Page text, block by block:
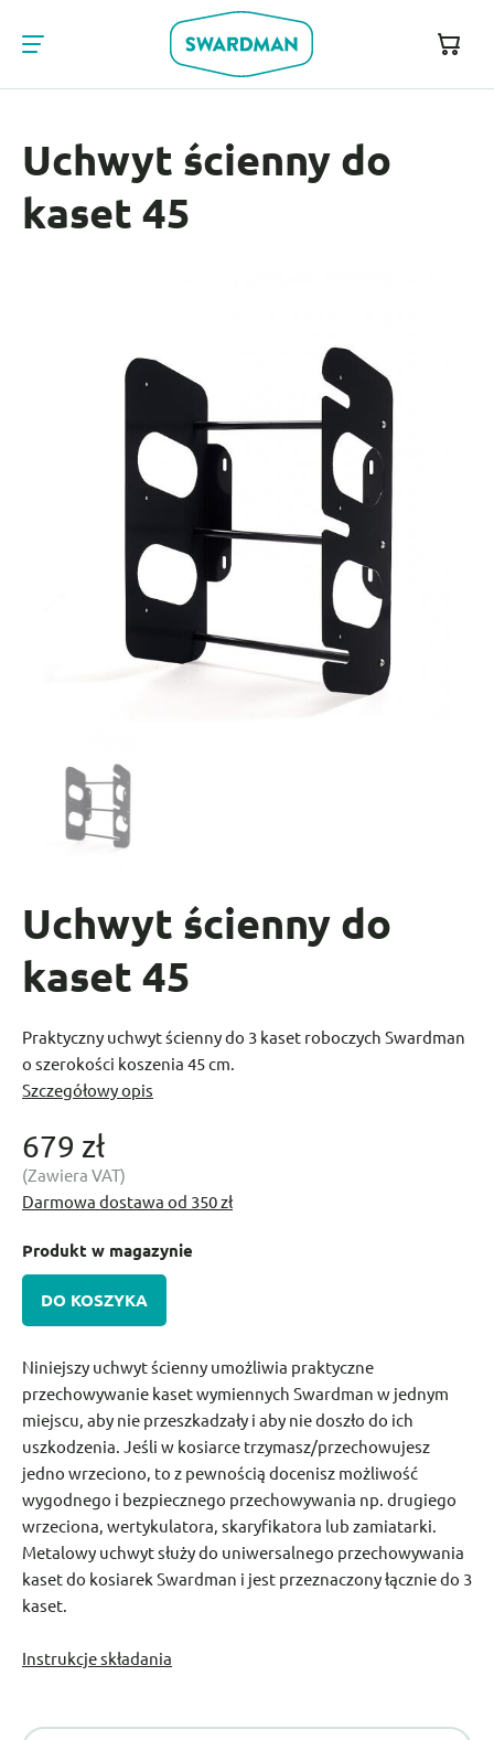
Uchwyt ścienny do
kaset 45
Uchwyt ścienny do
kaset 45
Praktyczny uchwyt ścienny do 3 kaset roboczych Swardman
o szerokości koszenia 45 cm.
Szczegółowy opis
679 zł
(Zawiera VAT)
Darmowa dostawa od 350 zł
Produkt w magazynie
DO KOSZYKA
Niniejszy uchwyt ścienny umożliwia praktyczne
przechowywanie kaset wymiennych Swardman w jednym
miejscu, aby nie przeszkadzały i aby nie doszło do ich
uszkodzenia. Jeśli w kosiarce trzymasz/przechowujesz
jedno wrzeciono, to z pewnością docenisz możliwość
wygodnego i bezpiecznego przechowywania np. drugiego
wrzeciona, wertykulatora, skaryfikatora lub zamiatarki.
Metalowy uchwyt służy do uniwersalnego przechowywania
kaset do kosiarek Swardman i jest przeznaczony łącznie do 3
kaset.
Instrukcje składania